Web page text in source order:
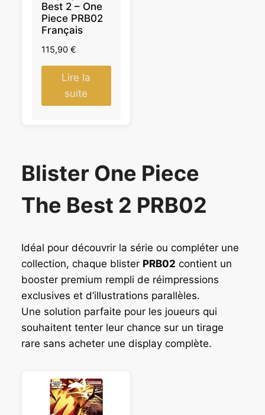
Best 2 – One
Piece PRB02
Français
115,90 €
Lire la
suite
Blister One Piece
The Best 2 PRB02
Idéal pour découvrir la série ou compléter une
collection, chaque blister PRB02 contient un
booster premium rempli de réimpressions
exclusives et d’illustrations parallèles.
Une solution parfaite pour les joueurs qui
souhaitent tenter leur chance sur un tirage
rare sans acheter une display complète.